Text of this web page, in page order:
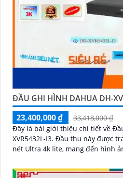
ĐẦU GHI HÌNH DAHUA DH-
23,400,000 ₫
33,418,000 ₫
Đây là bài giới thiệu chi tiết về
XVR5432L-I3. Đầu thu này được trang bị công nghệ độ sắt
nét Ultra 4k lite, mang đến hình